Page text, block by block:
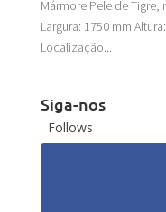
Mármore Pele de
Largura: 1750 mm
Localização...
Siga-nos
Follows